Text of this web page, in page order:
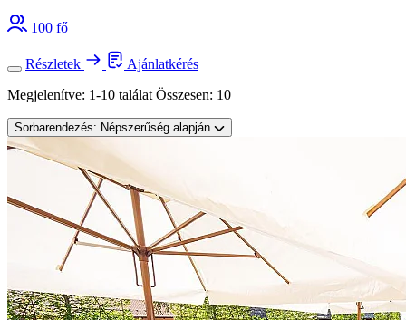
100 fő
Részletek
Ajánlatkérés
Megjelenítve: 1-10 találat Összesen: 10
Sorbarendezés: Népszerűség alapján